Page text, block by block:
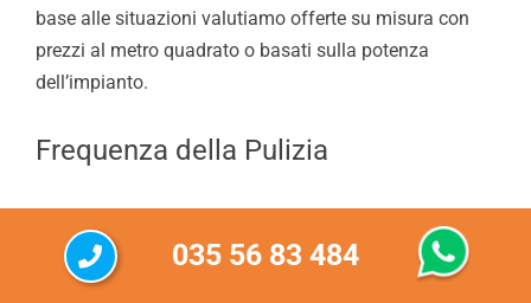
035 56 83 484
base alle situazioni valutiamo offerte su misura con
prezzi al metro quadrato o basati sulla potenza
dell’impianto.
Frequenza della Pulizia
stabilire la frequenza della pulizia, specialmente per
impianti vicino al mare o in aree industriali dove la